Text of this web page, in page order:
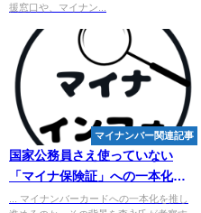
援窓口や、マイナン...
マイナンバー関連記事
国家公務員さえ使っていない
「マイナ保険証」への一本化が
進められる理由 森永卓郎氏は
... マイナンバーカードへの一本化を推し